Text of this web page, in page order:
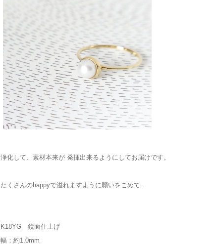
浄化して、素材本来が 発揮出来るようにしてお届けです。
たくさんのhappyで溢れますように願いをこめて...
K18YG 鏡面仕上げ
幅：約1.0mm